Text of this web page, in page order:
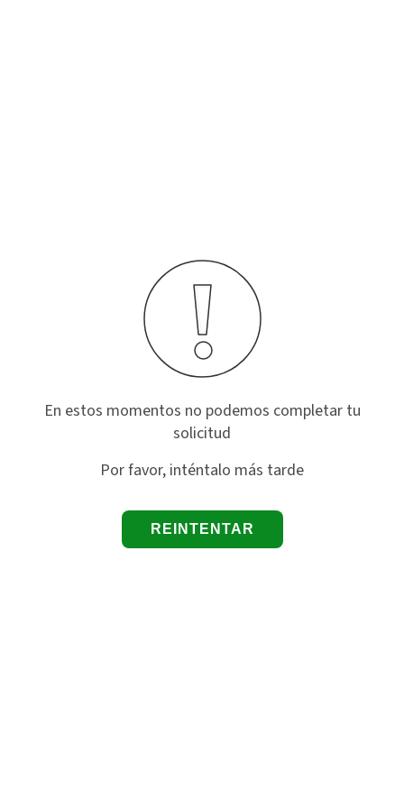
En estos momentos no podemos completar tu
solicitud
Por favor, inténtalo más tarde
REINTENTAR